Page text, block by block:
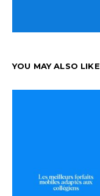
YOU MAY ALSO LIKE